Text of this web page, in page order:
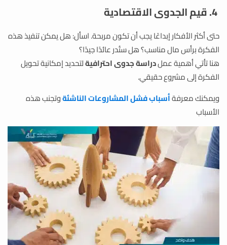
حتى أكثر الأفكار إبداعًا يجب أن تكون مربحة. اسأل: هل يمكن تنفيذ هذه
الفكرة برأس مال مناسب؟ هل ستُدر عائدًا جيدًا؟
هنا تأتي أهمية عملدراسة جدوى احترافيةلتحديد إمكانية تحويل
الفكرة إلى مشروع حقيقي.
ويمكنك معرفةأسباب فشل المشاروعات الناشئةوتجنب هذه
الأسباب